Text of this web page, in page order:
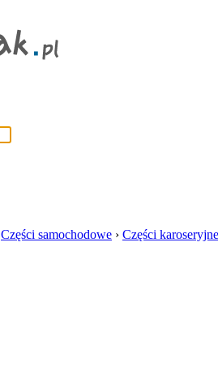
Części samochodowe › Części karoseryjne